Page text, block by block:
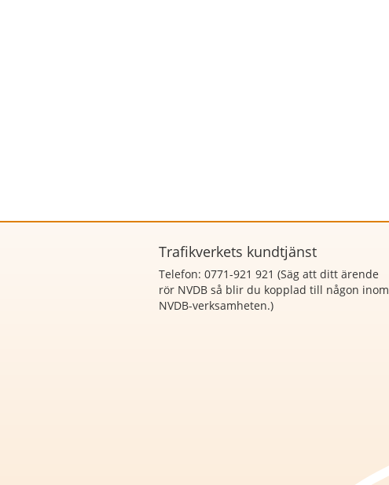
Trafikverkets kundtjänst
Telefon: 0771-921 921 (Säg att ditt ärende
rör NVDB så blir du kopplad till någon inom
NVDB-verksamheten.)